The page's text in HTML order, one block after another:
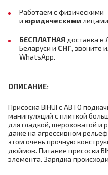
Работаем с физическими
и юридическими лицами
БЕСПЛАТНАЯ доставка
Беларуси и СНГ, звоните
WhatsApp.
ОПИСАНИЕ:
Присоска BIHUI с АВТО
манипуляций с плиткой
для гладкой, шероховатой и
даже на агрессивном
этом очень прочную
дюймов. Питание присоски
элемента. Зарядка